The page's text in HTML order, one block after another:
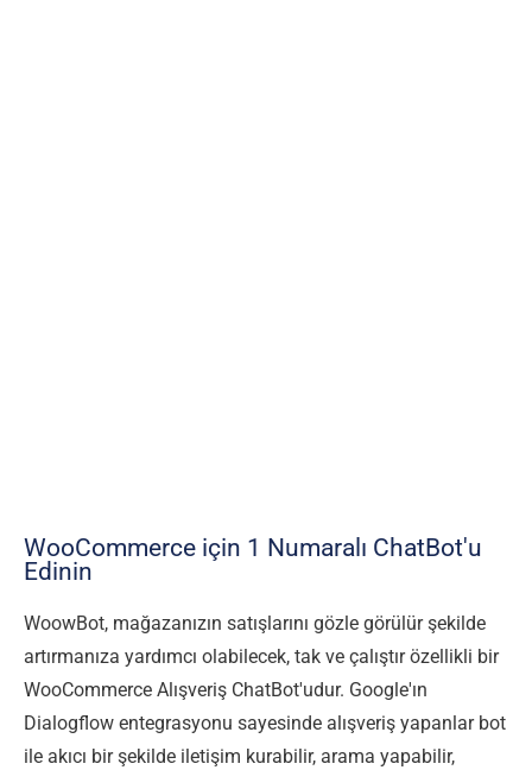
WooCommerce için 1 Numaralı ChatBot'u
WoowBot, mağazanızın satışlarını gözle görülür şekilde
artırmanıza yardımcı olabilecek, tak ve çalıştır özellikli bir
WooCommerce Alışveriş ChatBot'udur. Google'ın
Dialogflow entegrasyonu sayesinde alışveriş yapanlar bot